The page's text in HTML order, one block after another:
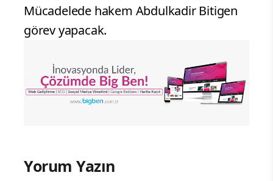
Mücadelede hakem Abdulkadir Bitigen
görev yapacak.
Yorum Yazın